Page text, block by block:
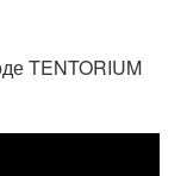
TENTORIUM